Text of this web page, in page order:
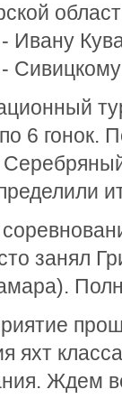
Ивану
6 гонок.
занял
яхт
Ждем